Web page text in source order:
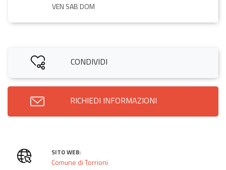
VEN SAB DOM
CONDIVIDI
RICHIEDI INFORMAZIONI
SITO WEB:
Comune di Torrioni